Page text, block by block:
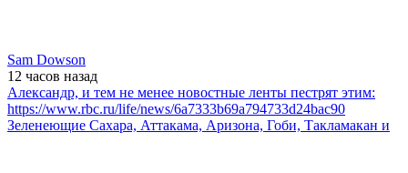
Sam Dowson
12 часов назад
Александр, и тем не менее новостные ленты пестрят этим:
https://www.rbc.ru/life/news/6a7333b69a794733d24bac90
Зеленеющие Сахара, Аттакама, Аризона, Гоби, Такламакан и